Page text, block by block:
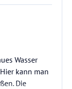
Wasser
kann man
Die